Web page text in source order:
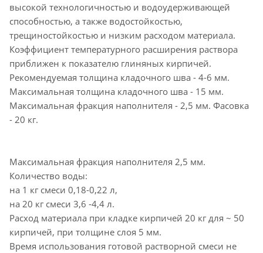
высокой технологичностью и водоудерживающей
способностью, а также водостойкостью,
трещиностойкостью и низким расходом материала.
Коэффициент температурного расширения раствора
приближен к показателю глиняных кирпичей.
Рекомендуемая толщина кладочного шва - 4-6 мм.
Максимальная толщина кладочного шва - 15 мм.
Максимальная фракция наполнителя - 2,5 мм. Фасовка
- 20 кг.
Максимальная фракция наполнителя 2,5 мм.
Количество воды:
на 1 кг смеси 0,18-0,22 л,
на 20 кг смеси 3,6 -4,4 л.
Расход материала при кладке кирпичей 20 кг для ~ 50
кирпичей, при толщине слоя 5 мм.
Время использования готовой растворной смеси не